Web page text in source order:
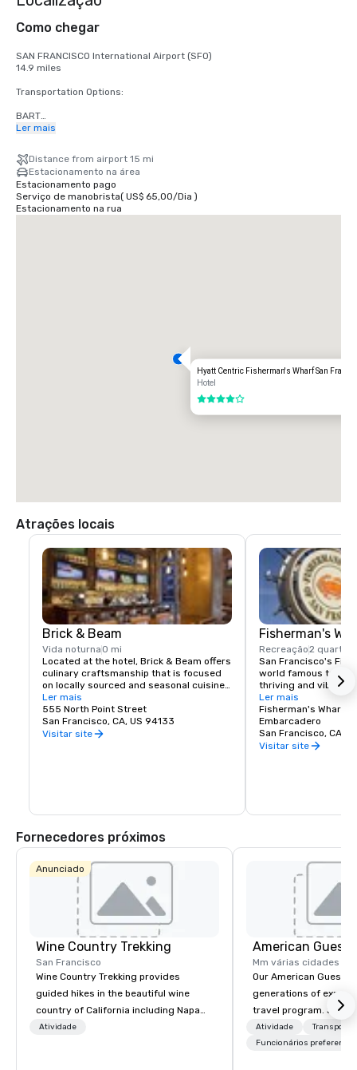
Como chegar
SAN FRANCISCO International Airport (SFO)
14.9 miles
Transportation Options:
BART
Adults
STREETCAR
Hours: Mon to Fri - 4am to midnight, Saturday - 6am to midnight,
Sunday - 8am to midnight.
Free
Ler mais
Distance from airport 15 mi
Estacionamento na área
Estacionamento pago
Serviço de manobrista( US$ 65,00/Dia )
Estacionamento na rua
Hyatt Centric Fisherman's Wharf San
Hotel
4 de 5
Atrações locais
Brick & Beam
Vida noturna 0 mi
Located at the hotel, Brick & Beam offers
culinary craftsmanship that is focused
on locally sourced and seasonal cuisine.
Our Seafood Watch program is a fresh
approach to sustainable food, which
includes a responsible menu of carefully
sourced and selected local foods. From
Ler mais
555 North Point Street
San Francisco, CA, US 94133
Visitar site
Fisherman's
Recreação2
San Francisco's
world famous
thriving and vibrant
and commercial
class dining,
endless
Wharf is truly the
Francisco
Ler mais
Fisherman's Wharf
Embarcadero
San Francisco, CA,
Visitar site
Fornecedores próximos
Anunciado
Wine Country Trekking
San Francisco
Wine Country Trekking provides
guided hikes in the beautiful wine
country of California including Napa
and Sonoma Valleys. These
Atividade
American Guest
Mm várias cidades
Our American Guest
generations of
travel program. Since
mission has been to
imagination of your
Atividade
Transporte
Funcionários